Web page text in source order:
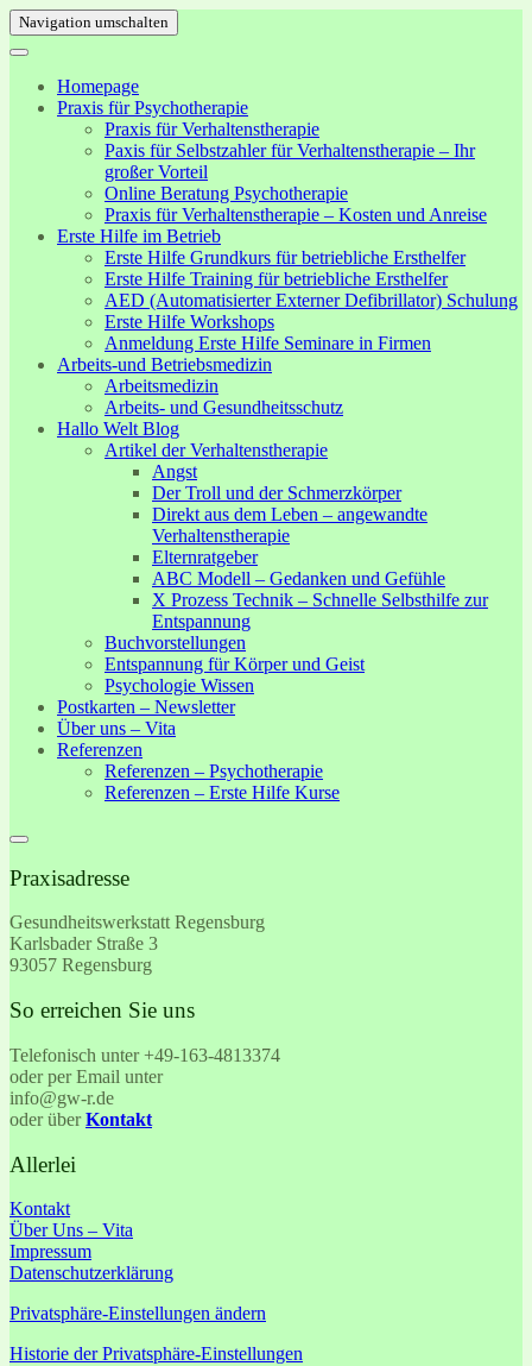
Navigation umschalten
Homepage
Praxis für Psychotherapie
Praxis für Verhaltenstherapie
Paxis für Selbstzahler für Verhaltenstherapie – Ihr
großer Vorteil
Online Beratung Psychotherapie
Praxis für Verhaltenstherapie – Kosten und Anreise
Erste Hilfe im Betrieb
Erste Hilfe Grundkurs für betriebliche Ersthelfer
Erste Hilfe Training für betriebliche Ersthelfer
AED (Automatisierter Externer Defibrillator) Schulung
Erste Hilfe Workshops
Anmeldung Erste Hilfe Seminare in Firmen
Arbeits-und Betriebsmedizin
Arbeitsmedizin
Arbeits- und Gesundheitsschutz
Hallo Welt Blog
Artikel der Verhaltenstherapie
Angst
Der Troll und der Schmerzkörper
Direkt aus dem Leben – angewandte
Verhaltenstherapie
Elternratgeber
ABC Modell – Gedanken und Gefühle
X Prozess Technik – Schnelle Selbsthilfe zur
Entspannung
Buchvorstellungen
Entspannung für Körper und Geist
Psychologie Wissen
Postkarten – Newsletter
Über uns – Vita
Referenzen
Referenzen – Psychotherapie
Referenzen – Erste Hilfe Kurse
Praxisadresse
Gesundheitswerkstatt Regensburg
Karlsbader Straße 3
93057 Regensburg
So erreichen Sie uns
Telefonisch unter +49-163-4813374
oder per Email unter
info@gw-r.de
oder überKontakt
Allerlei
Kontakt
Über Uns – Vita
Impressum
Datenschutzerklärung
Privatsphäre-Einstellungen ändern
Historie der Privatsphäre-Einstellungen